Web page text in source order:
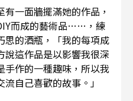
一面牆擺滿她的作品，
而成的藝術品……，練
思的酒瓶，「我的每項成
說這作品是以影響我很深
手作的一種趣味，所以我
自己喜歡的故事。」